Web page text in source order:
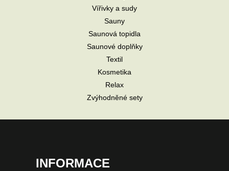
Vířivky a sudy
Sauny
Saunová topidla
Saunové doplňky
Textil
Kosmetika
Relax
Zvýhodněné sety
INFORMACE